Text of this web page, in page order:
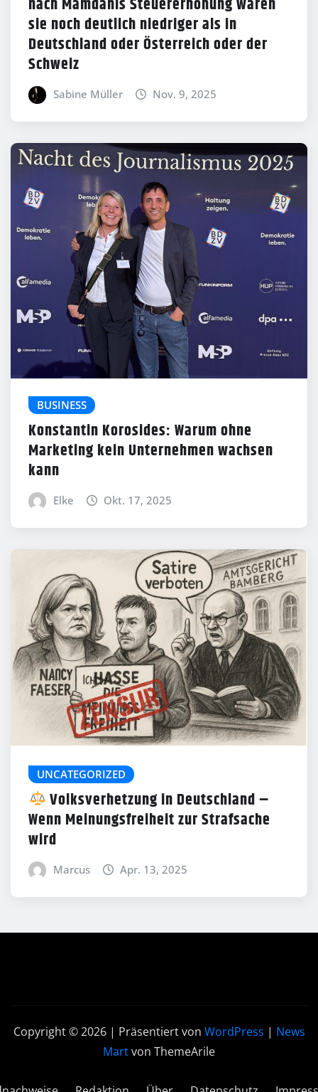
nach Mamdanis Steuererhöhung wären
sie noch deutlich niedriger als in
Deutschland oder Österreich oder der
Schweiz
Sabine Müller Nov. 9, 2025
BUSINESS
Konstantin Korosides: Warum ohne
Marketing kein Unternehmen wachsen
kann
Elke Okt. 17, 2025
UNCATEGORIZED
Volksverhetzung in Deutschland –
Wenn Meinungsfreiheit zur Strafsache
wird
Marcus Apr. 13, 2025
Copyright © 2026 | Präsentiert von WordPress | News
Martvon ThemeArile